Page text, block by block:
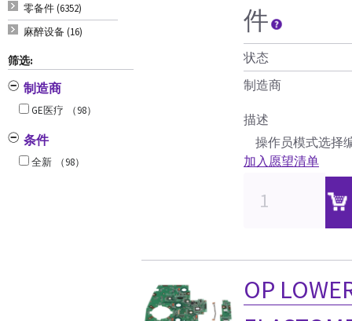
零备件 (6352)
麻醉设备 (16)
筛选:
制造商
GE医疗 （98）
条件
全新 （98）
件
状态
制造商
描述
操作员模式选择
加入愿望清单
OP